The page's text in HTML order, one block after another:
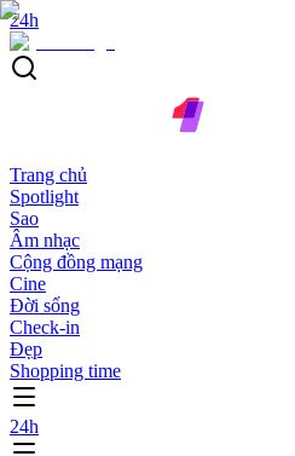
24h
Trang chủ
Spotlight
Sao
Âm nhạc
Cộng đồng mạng
Cine
Đời sống
Check-in
Đẹp
Shopping time
24h